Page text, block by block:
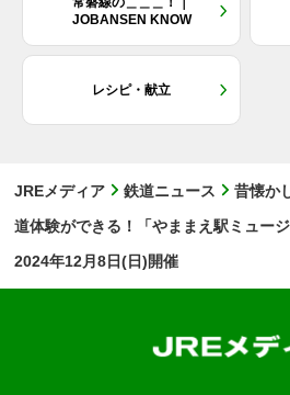
JOBANSEN KNOW
レシピ・献立
JREメディア 鉄道ニュース
昔懐か
道体験ができる！「やままえ駅ミュー
2024年12月8日(日)開催